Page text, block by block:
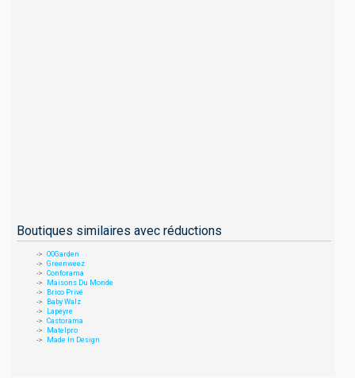
Boutiques similaires avec réductions
OOGarden
Greenweez
Conforama
Maisons Du Monde
Brico Privé
Baby Walz
Lapeyre
Castorama
Matelpro
Made In Design